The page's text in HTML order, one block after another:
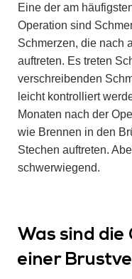
Eine der am
Operation sind
Schmerzen, die nach
auftreten. Es treten
verschreibenden
leicht kontrolliert
Monaten nach der
wie Brennen in den
Stechen auftreten.
schwerwiegend.
Was sind die
einer